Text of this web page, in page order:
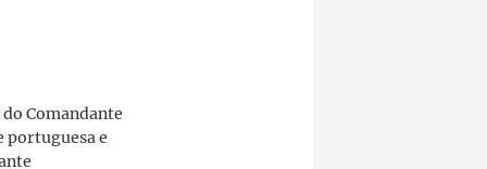
Comandante
portuguesa e